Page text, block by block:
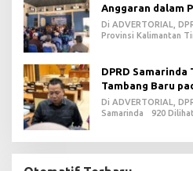
Anggaran dalam
Daerah di PPU
Di ADVERTORIAL,
Provinsi Kalimantan
DPRD Samarinda
Tambang Baru
Di ADVERTORIAL,
Samarinda
920 Dilihat